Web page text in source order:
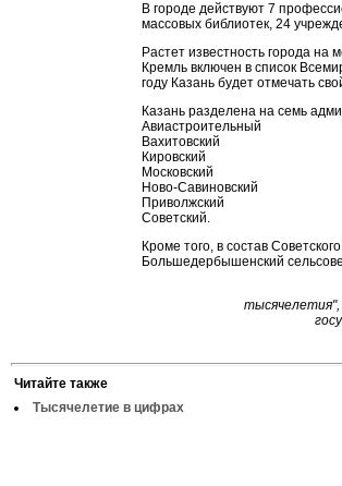
В городе действуют 7
массовых библиотек, 24
Растет известность города на
Кремль включен в список
году Казань будет отмечать
Казань разделена на семь
Авиастроительный
Вахитовский
Кировский
Московский
Ново-Савиновский
Приволжский
Советский.
Кроме того, в состав
Большедербышенский
Читайте также
Тысячелетие в цифрах